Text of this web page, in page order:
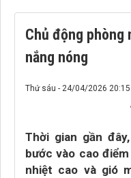
Chủ động phòng
nắng nóng
Thứ sáu - 24/04/2026 20:15
Thời gian gần
bước vào cao
nhiệt cao và gió